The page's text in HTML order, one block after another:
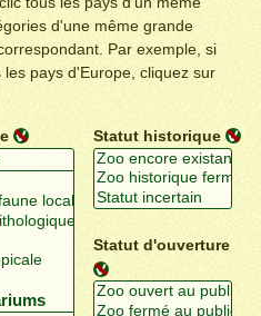
d'une même grande
Par exemple, si
pays d'Europe, cliquez sur
Statut historique
Statut d'ouverture